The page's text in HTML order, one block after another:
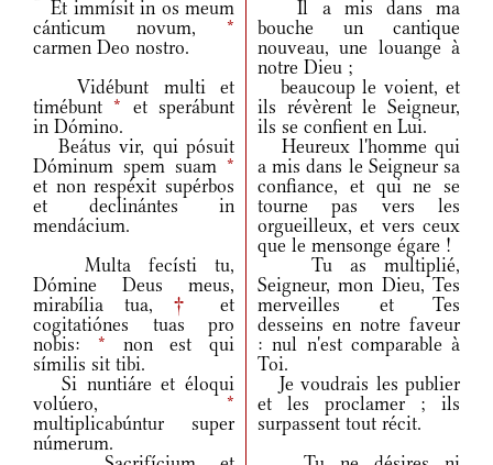
Et immísit in os meum
cánticum novum, *
carmen Deo nostro.
Il a mis dans ma
bouche un cantique
nouveau, une louange à
notre Dieu ;
Vidébunt multi et
timébunt* et sperábunt
in Dómino.
beaucoup le voient, et
ils révèrent le Seigneur,
ils se confient en Lui.
Beátus vir, qui pósuit
Dóminum spem suam *
et non respéxit supérbos
et declinántes in
mendácium.
Heureux l'homme qui
a mis dans le Seigneur sa
confiance, et qui ne se
tourne pas vers les
orgueilleux, et vers ceux
que le mensonge égare !
Multa fecísti tu,
Dómine Deus meus,
mirabília tua, †
et
cogitatiónes tuas pro
nobis: * non est qui
símilis sit tibi.
Tu as multiplié,
Seigneur, mon Dieu, Tes
merveilles et Tes
desseins en notre faveur
: nul n'est comparable à
Toi.
Si nuntiáre et éloqui
volúero, *
multiplicabúntur super
númerum.
Je voudrais les publier
et les proclamer ; ils
surpassent tout récit.